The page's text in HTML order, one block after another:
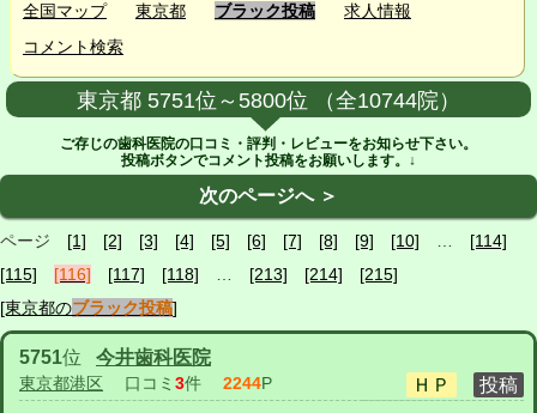
全国マップ 東京都 ブラック投稿
求人情報
コメント検索
東京都 5751位～5800位 （全10744院）
ご存じの歯科医院の口コミ・評判・レビューをお知らせ下さい。
投稿ボタンでコメント投稿をお願いします。↓
次のページへ ＞
ページ [1] [2] [3] [4] [5] [6] [7] [8] [9] [10] … [114]
[115]
[116] [117] [118] … [213] [214]
[215]
[東京都のブラック投稿]
5751位 今井歯科医院
東京都港区 口コミ 3件 2244P